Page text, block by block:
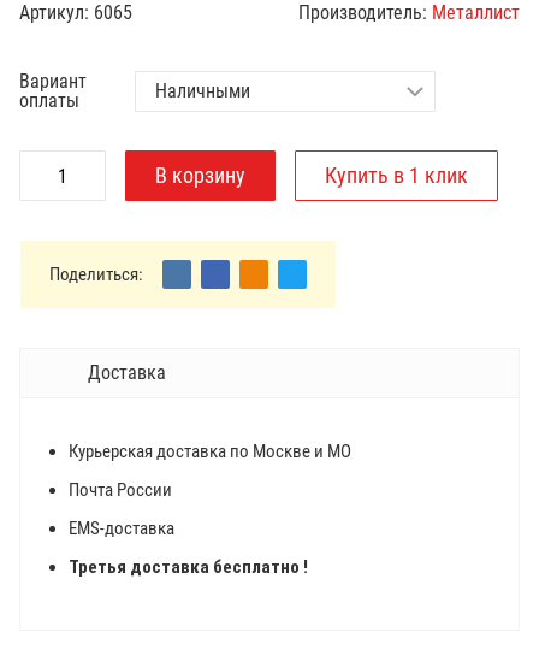
у
Артикул: 6065 Производитель: Металлист
Вариант
оплаты
Поделиться:
Доставка
Курьерская доставка по Москве и МО
Почта России
EMS-доставка
Третья доставка бесплатно !